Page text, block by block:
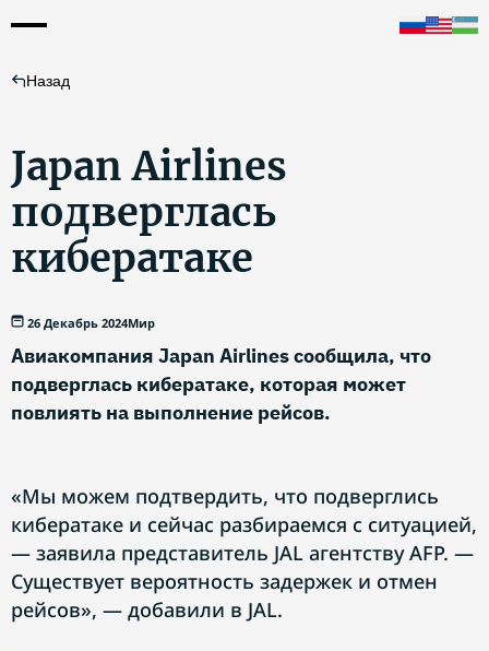
Назад
Japan Airlines
подверглась
кибератаке
26 Декабрь 2024Мир
Авиакомпания Japan Airlines сообщила, что
подверглась кибератаке, которая может
повлиять на выполнение рейсов.
«Мы можем подтвердить, что подверглись
кибератаке и сейчас разбираемся с ситуацией,
— заявила представитель JAL агентству AFP. —
Существует вероятность задержек и отмен
рейсов», — добавили в JAL.